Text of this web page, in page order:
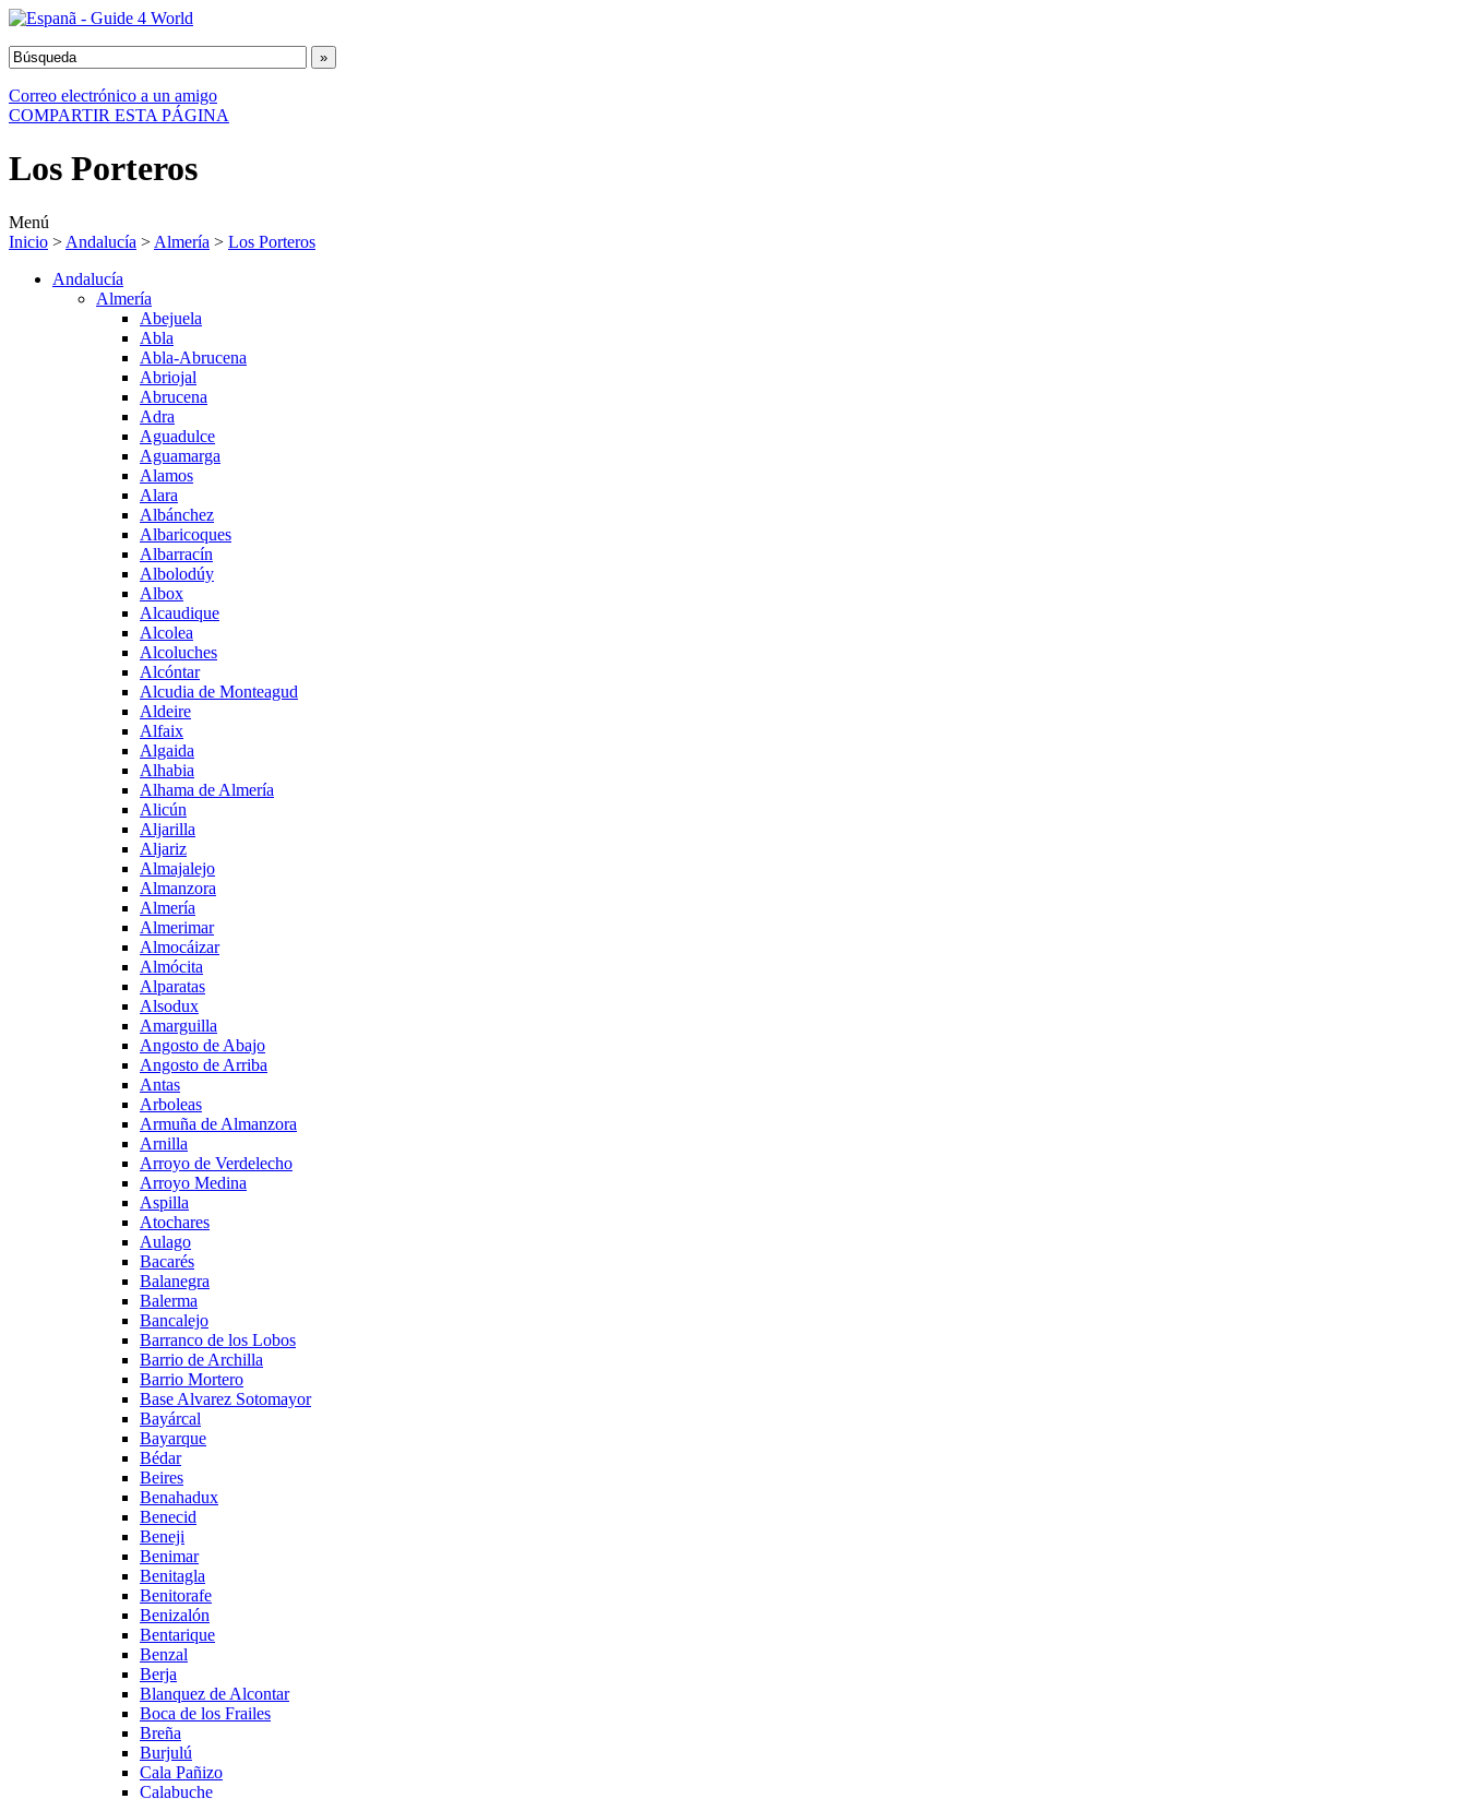
Correo electrónico a un amigo
COMPARTIR ESTA PÁGINA
Los Porteros
Menú
Inicio > Andalucía > Almería > Los Porteros
Andalucía
Almería
Abejuela
Abla
Abla-Abrucena
Abriojal
Abrucena
Adra
Aguadulce
Aguamarga
Alamos
Alara
Albánchez
Albaricoques
Albarracín
Albolodúy
Albox
Alcaudique
Alcolea
Alcoluches
Alcóntar
Alcudia de Monteagud
Aldeire
Alfaix
Algaida
Alhabia
Alhama de Almería
Alicún
Aljarilla
Aljariz
Almajalejo
Almanzora
Almería
Almerimar
Almocáizar
Almócita
Alparatas
Alsodux
Amarguilla
Angosto de Abajo
Angosto de Arriba
Antas
Arboleas
Armuña de Almanzora
Arnilla
Arroyo de Verdelecho
Arroyo Medina
Aspilla
Atochares
Aulago
Bacarés
Balanegra
Balerma
Bancalejo
Barranco de los Lobos
Barrio de Archilla
Barrio Mortero
Base Alvarez Sotomayor
Bayárcal
Bayarque
Bédar
Beires
Benahadux
Benecid
Beneji
Benimar
Benitagla
Benitorafe
Benizalón
Bentarique
Benzal
Berja
Blanquez de Alcontar
Boca de los Frailes
Breña
Burjulú
Cala Pañizo
Calabuche